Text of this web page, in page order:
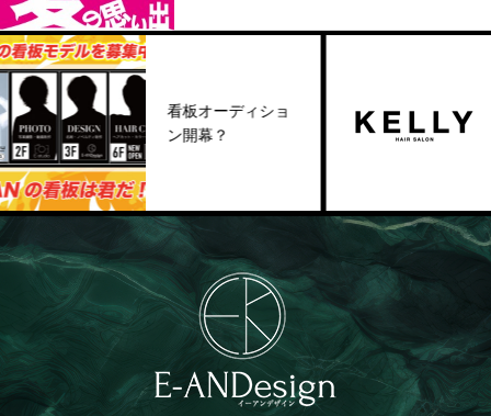
看板オーディショ
ン開幕？
美容室OPEN